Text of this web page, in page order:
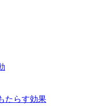
たらす効果